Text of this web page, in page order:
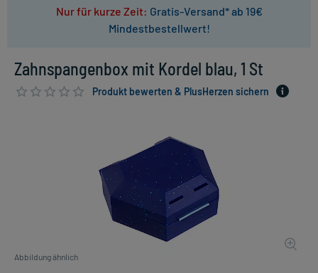
Nur für kurze Zeit: Gratis-Versand* ab 19€
Mindestbestellwert!
Zahnspangenbox mit Kordel blau, 1 St
Produkt bewerten & PlusHerzen sichern
Abbildung ähnlich